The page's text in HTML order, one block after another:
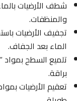
شطف الأرضيات بالماء
والمنظفات.
تجفيف الأرضيات
الماء بعد الجفاف.
تلميع السطح بمواد
براقة.
تعقيم الأرضيات بمواد